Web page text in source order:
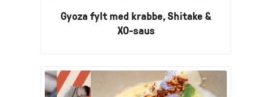
Gyoza fylt med krabbe, Shitake &
XO-saus